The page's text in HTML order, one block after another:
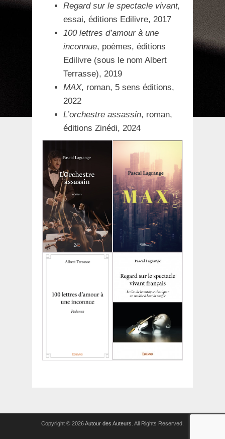
Regard sur le spectacle vivant,
essai, éditions Edilivre, 2017
100 lettres d’amour à une
inconnue, poèmes, éditions
Edilivre (sous le nom Albert
Terrasse), 2019
MAX, roman, 5 sens éditions,
2022
L’orchestre assassin, roman,
éditions Zinédi, 2024
Copyright © 2026Autour des Auteurs . All Rights Reserved.